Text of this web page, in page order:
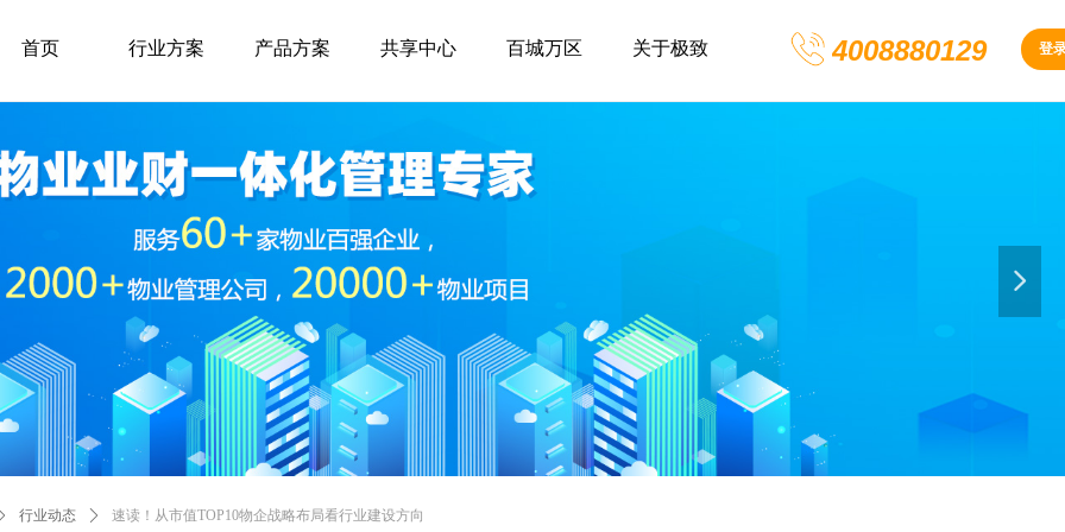
4008880129 登
首页 行业方案 产品方案 共享中心 百城万区 关于极致
넲
行业动态 ꄲ 速读！从市值TOP10物企战略布局看行业建设方向